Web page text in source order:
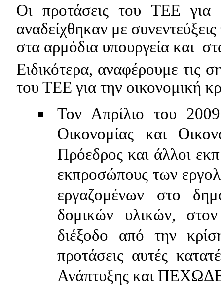
Οι προτάσεις του ΤΕΕ για
αναδείχθηκαν με
στα αρμόδια υπουργεία και
Ειδικότερα, αναφέρουμε τις
του ΤΕΕ για την οικονομική
Τον Απρίλιο του
Οικονομίας και
Πρόεδρος και άλλοι
εκπροσώπους των
εργαζομένων στο
δομικών υλικών,
διέξοδο από την
προτάσεις αυτές
Ανάπτυξης και